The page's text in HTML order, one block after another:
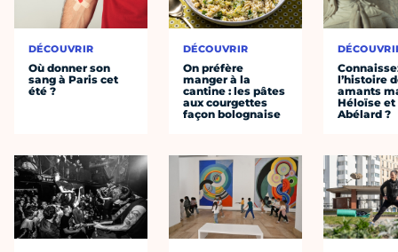
DÉCOUVRIR
Où donner son
sang à Paris cet
été ?
DÉCOUVRIR
On préfère
manger à la
cantine : les pâtes
aux courgettes
façon bolognaise
l’histoire
amants
Héloïse et
Abélard ?